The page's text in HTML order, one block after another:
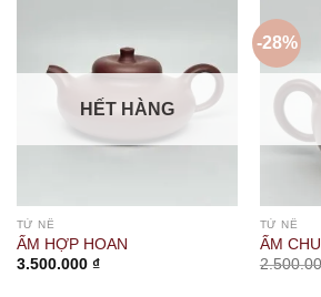
HẾT HÀNG
TỬ NÊ
ẤM HỢP HOAN
3.500.000 ₫
-28%
TỬ NÊ
ẤM